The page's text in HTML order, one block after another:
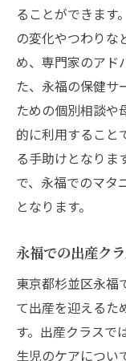
ることができます
の変化やつわりな
め、専門家のアド
た、永福の保健サ
ための個別相談や
的に利用すること
る手助けとなりま
で、永福でのマタ
となります。
永福での出産ク
東京都杉並区永福
て出産を迎えるた
す。出産クラスで
生児のケアについ